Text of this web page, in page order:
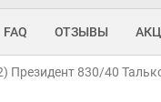
FAQ ОТЗЫВЫ
Президент 830/40